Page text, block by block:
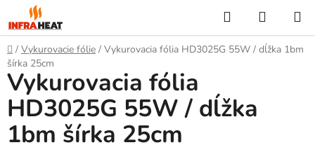
Prejsť
na
obsah
Hľadať
KOŠÍK
Domov
/ Vykurovacie fólie / Vykurovacia fólia HD3025G 55W / dĺžka 1bm
šírka 25cm
Vykurovacia fólia
HD3025G 55W / dĺžka
1bm šírka 25cm